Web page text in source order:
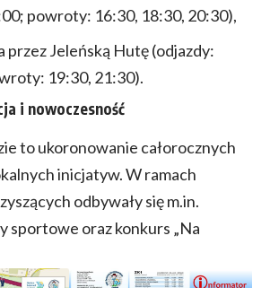
powroty: 16:30, 18:30, 20:30),
przez Jeleńską Hutę (odjazdy:
19:30, 21:30).
i nowoczesność
to ukoronowanie całorocznych
inicjatyw. W ramach
odbywały się m.in.
sportowe oraz konkurs „Na